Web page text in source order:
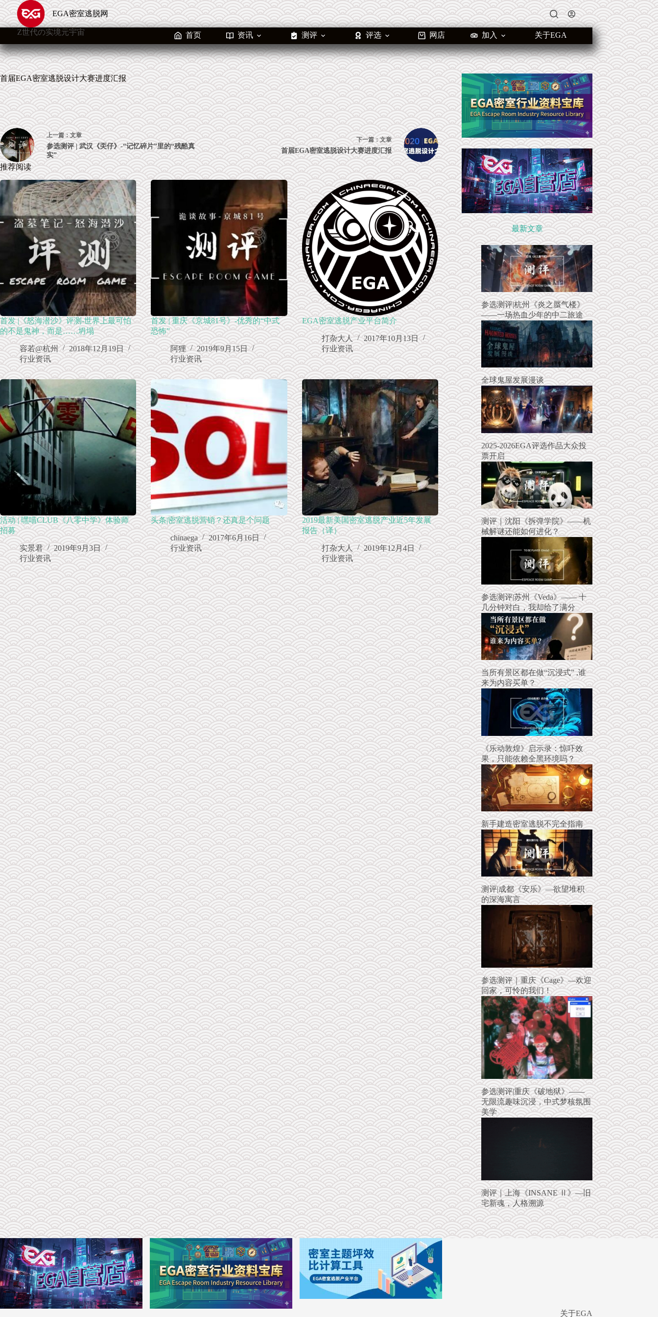
跳
至
内
EGA密室逃脱网
Z世代の实境元宇宙 首页 资讯 测评 评选 网店 加入 关于EGA
首届EGA密室逃脱设计大赛进度汇报
上一篇：文章
参选测评 | 武汉《奀仔》-“记忆碎片”里的“残酷真
实”
下一篇：文章
首届EGA密室逃脱设计大赛进度汇报
推荐阅读
首发 |《怒海潜沙》评测-世界上最可怕
的不是鬼神，而是……坍塌
容若@杭州
2018年12月19日
行业资讯
首发 | 重庆《京城81号》-优秀的“中式
恐怖”
阿狸
2019年9月15日
行业资讯
EGA密室逃脱产业平台简介
打杂大人
2017年10月13日
行业资讯
活动 | 嘿喵CLUB《八零中学》体验师
招募
实景君
2019年9月3日
行业资讯
头条|密室逃脱营销？还真是个问题
chinaega
2017年6月16日
行业资讯
2019最新美国密室逃脱产业近5年发展
报告（译）
打杂大人
2019年12月4日
行业资讯
最新文章
参选测评|杭州《炎之蜃气楼》
——一场热血少年的中二旅途
全球鬼屋发展漫谈
2025-2026EGA评选作品大众投
票开启
测评｜沈阳《拆弹学院》——机
械解谜还能如何进化？
参选测评|苏州《Veda》—— 十
几分钟对白，我却给了满分
当所有景区都在做“沉浸式” ,谁
来为内容买单？
《乐动敦煌》启示录：惊吓效
果，只能依赖全黑环境吗？
新手建造密室逃脱不完全指南
测评|成都《安乐》—欲望堆积
的深海寓言
参选测评｜重庆《Cage》—欢迎
回家，可怜的我们！
参选测评|重庆《破地狱》——
无限流趣味沉浸，中式梦核氛围
美学
测评｜上海《INSANE Ⅱ》—旧
宅新魂，人格溯源
关于EGA